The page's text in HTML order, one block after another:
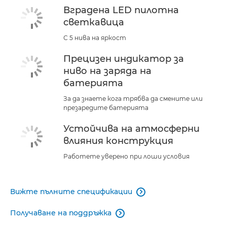
Вградена LED пилотна
светкавица
С 5 нива на яркост
Прецизен индикатор за
ниво на заряда на
батерията
За да знаете кога трябва да смените или
презаредите батерията
Устойчива на атмосферни
влияния конструкция
Работете уверено при лоши условия
Вижте пълните спецификации 
Получаване на поддръжка 